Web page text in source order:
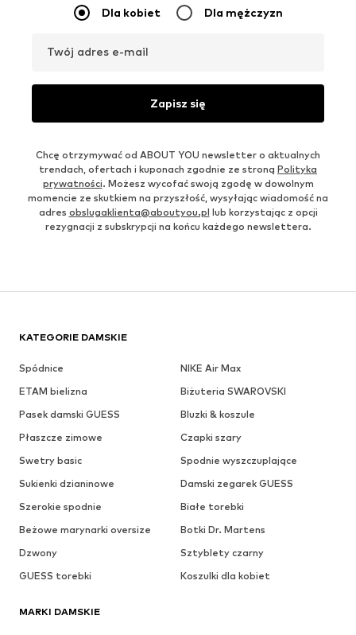
Dla kobiet Dla mężczyzn
Twój adres e-mail
Zapisz się
Chcę otrzymywać od ABOUT YOU newsletter o aktualnych
trendach, ofertach i kuponach zgodnie ze stroną Polityka
prywatności. Możesz wycofać swoją zgodę w dowolnym
momencie ze skutkiem na przyszłość, wysyłając wiadomość na
adres obslugaklienta@aboutyou.pl lub korzystając z opcji
rezygnacji z subskrypcji na końcu każdego newslettera.
KATEGORIE DAMSKIE
Spódnice
NIKE Air Max
ETAM bielizna
Biżuteria SWAROVSKI
Pasek damski GUESS
Bluzki & koszule
Płaszcze zimowe
Czapki szary
Swetry basic
Spodnie wyszczuplające
Sukienki dzianinowe
Damski zegarek GUESS
Szerokie spodnie
Białe torebki
Beżowe marynarki oversize
Botki Dr. Martens
Dzwony
Sztyblety czarny
GUESS torebki
Koszulki dla kobiet
MARKI DAMSKIE